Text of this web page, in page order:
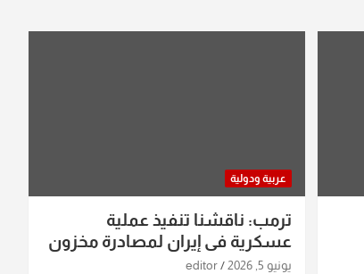
عربية ودولية
ترمب: ناقشنا تنفيذ عملية
عسكرية في إيران لمصادرة مخزون
اليورانيوم
يونيو 5, 2026 editor